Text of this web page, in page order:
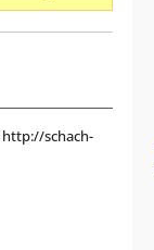
http://schach-